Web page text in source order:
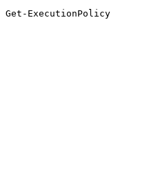
Get-ExecutionPolicy